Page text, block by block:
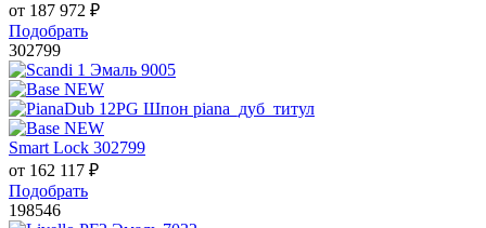
от 187 972 ₽
Подобрать
302799
Smart Lock 302799
от 162 117 ₽
Подобрать
198546